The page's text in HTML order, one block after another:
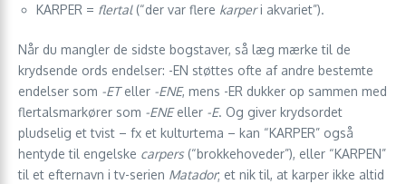
K​A​R​P​E​R = flertal(“der var flere karperi akvariet”).
Når du mangler de sidste bogstaver, så læg mærke til de
krydsende ords endelser: -EN støttes ofte af andre bestemte
endelser som -ETeller -ENE, mens -ER dukker op sammen med
flertalsmarkører som -ENEeller -E. Og giver krydsordet
pludselig et tvist – fx et kulturtema – kan “KARPER” også
hentyde til engelske carpers (“brokkehoveder”), eller “KARPEN”
til et efternavn i tv-serien Matador; et nik til, at karper ikke altid